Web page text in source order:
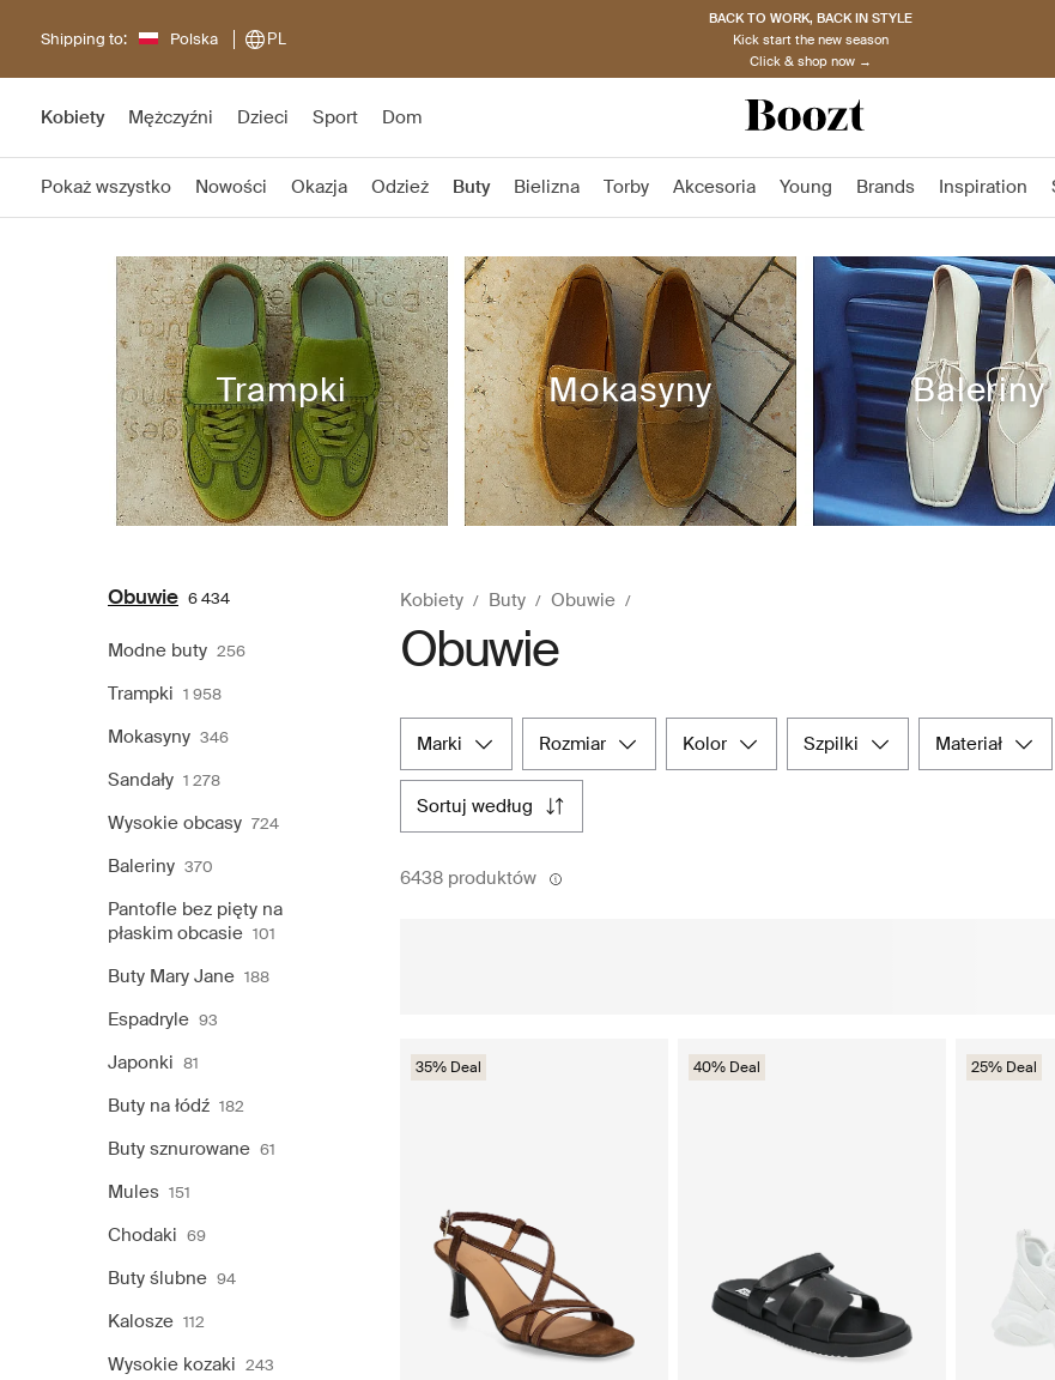
Shipping to: Polska PL
BACK TO WORK, BACK IN STYLE
Kick start the new season
Click & shop now →
Kobiety Mężczyźni Dzieci Sport Dom
Pokaż wszystko Nowości Okazja Odzież Buty Bielizna Torby Akcesoria Young Brands Inspiration
Trampki Mokasyny Baleriny
Obuwie 6 434
Modne buty 256
Trampki 1 958
Mokasyny 346
Sandały 1 278
Wysokie obcasy 724
Baleriny 370
Pantofle bez pięty na
płaskim obcasie 101
Buty Mary Jane 188
Espadryle 93
Japonki 81
Buty na łódź 182
Buty sznurowane 61
Mules 151
Chodaki 69
Buty ślubne 94
Kalosze 112
Wysokie kozaki 243
Kobiety Buty Obuwie
Obuwie
marki rozmiar kolor szpilki materiał
sortuj według
6438 produktów
35% Deal 40% Deal 25% Deal